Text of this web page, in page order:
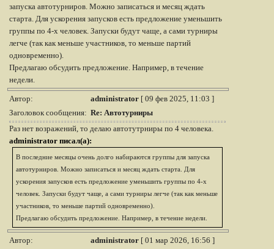
запуска автотурниров. Можно записаться и месяц ждать
старта. Для ускорения запусков есть предложение уменьшить
группы по 4-х человек. Запуски будут чаще, а сами турниры
легче (так как меньше участников, то меньше партий
одновременно).
Предлагаю обсудить предложение. Например, в течение
недели.
Автор: administrator [ 09 фев 2025, 11:03 ]
Заголовок сообщения: Re: Автотурниры
Раз нет возражений, то делаю автотутрниры по 4 человека.
administrator писал(а):
В последние месяцы очень долго набираются группы для запуска
автотурниров. Можно записаться и месяц ждать старта. Для
ускорения запусков есть предложение уменьшить группы по 4-х
человек. Запуски будут чаще, а сами турниры легче (так как меньше
участников, то меньше партий одновременно).
Предлагаю обсудить предложение. Например, в течение недели.
Автор: administrator [ 01 мар 2026, 16:56 ]